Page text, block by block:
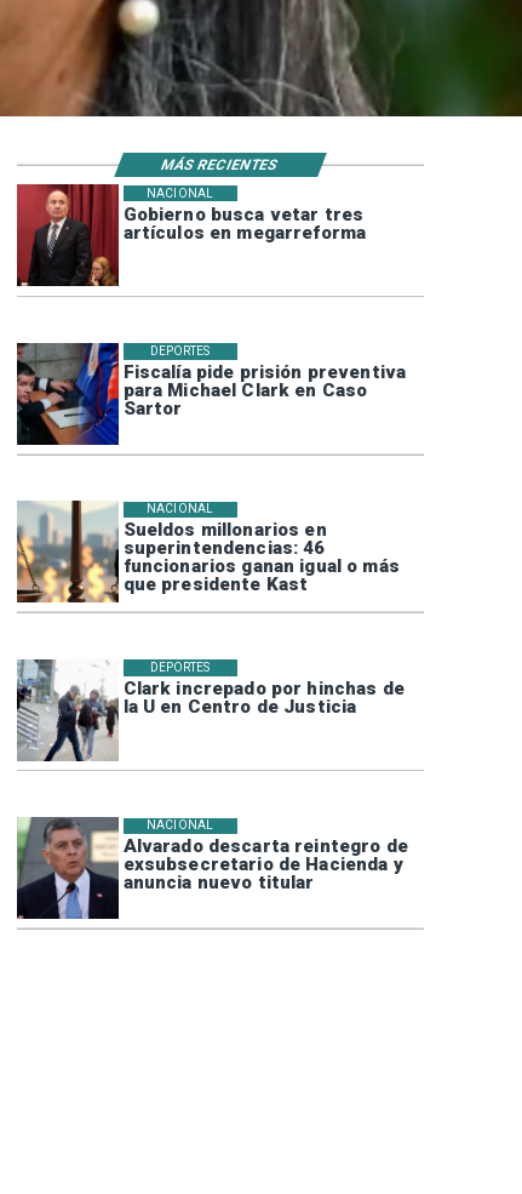
Gobierno busca vetar tres
artículos en megarreforma
NACIONAL
Fiscalía pide prisión preventiva
para Michael Clark en Caso
Sartor
DEPORTES
Sueldos millonarios en
superintendencias: 46
funcionarios ganan igual o más
que presidente Kast
NACIONAL
Clark increpado por hinchas de
la U en Centro de Justicia
DEPORTES
Alvarado descarta reintegro de
exsubsecretario de Hacienda y
anuncia nuevo titular
NACIONAL
MÁS RECIENTES